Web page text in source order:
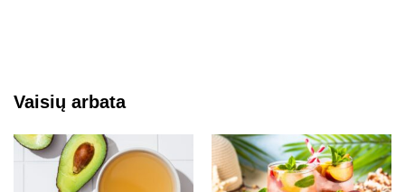
Vaisių arbata